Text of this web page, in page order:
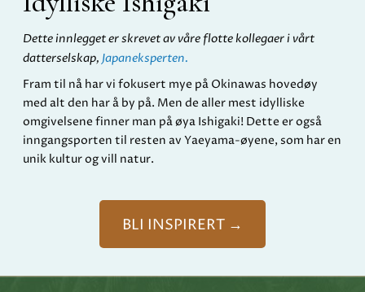
Dette innlegget er skrevet av våre flotte kollegaer i vårt
datterselskap, Japaneksperten.
Fram til nå har vi fokusert mye på Okinawas hovedøy
med alt den har å by på. Men de aller mest idylliske
omgivelsene finner man på øya Ishigaki! Dette er også
inngangsporten til resten av Yaeyama-øyene, som har en
unik kultur og vill natur.
BLI INSPIRERT →